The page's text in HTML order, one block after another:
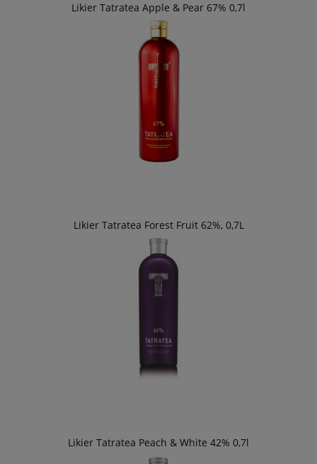
Likier Tatratea Apple & Pear 67% 0,7l
Likier Tatratea Forest Fruit 62%, 0,7L
Likier Tatratea Peach & White 42% 0,7l